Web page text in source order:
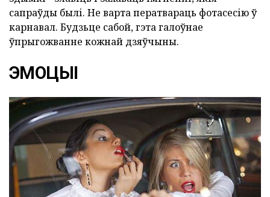
сапраўды былі. Не варта ператвараць фотасесію ў
карнавал. Будзьце сабой, гэта галоўнае
ўпрыгожванне кожнай дзяўчыны.
ЭМОЦЫІ